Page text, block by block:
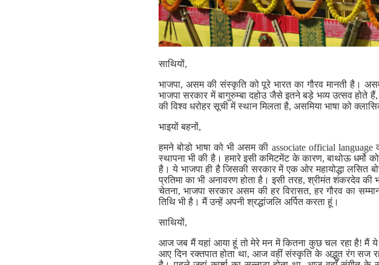
साथियों,
भाजपा, असम की संस्कृति को पूरे भारत का गौरव मानती है।
भाजपा सरकार में बागुरुम्बा दहोउ जैसे इतने बड़े भव्य उत्सव होते हैं,
की विश्व धरोहर सूची में स्थान मिलता है, असमिया भाषा को
भाइयों बहनों,
हमने बोडो भाषा को भी असम की associate official
स्थापना भी की है। हमारे इसी कमिटमेंट के कारण, बाथोऊ धर्मो
है। ये भाजपा ही है जिसकी सरकार में एक ओर महायोद्धा लसित
प्रतिमा का भी अनावरण होता है। इसी तरह, श्रीमंत शंकरदेव
चेतना, भाजपा सरकार असम की हर विरासत, हर गौरव का
तिथि भी है। मैं उन्हें अपनी श्रद्धांजलि अर्पित करता हूं।
साथियों,
आज जब मैं यहां आया हूं तो मेरे मन में कितना कुछ चल रहा है! मैं
आए दिन रक्तपात होता था, आज वहीं संस्कृति के अद्भुत रंग सज